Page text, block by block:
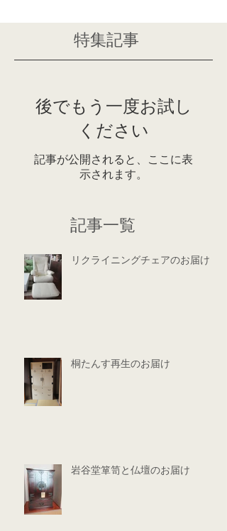
特集記事
後でもう一度お試し
ください
記事が公開されると、ここに表
示されます。
記事一覧
リクライニングチェアのお届け
桐たんす再生のお届け
岩谷堂箪笥と仏壇のお届け